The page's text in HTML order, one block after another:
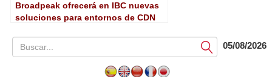
Broadpeak ofrecerá en IBC nuevas
soluciones para entornos de CDN
Submit05/08/2026